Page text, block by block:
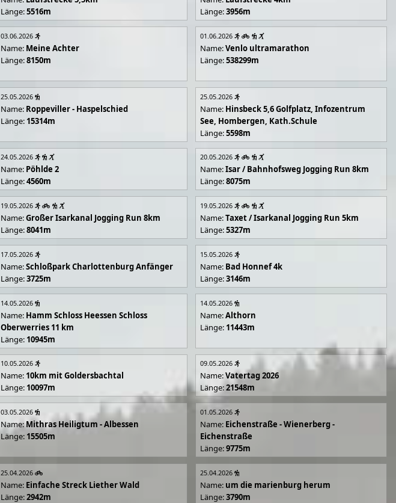
Länge:5516m
Länge:3956m
03.06.2026
Name: Meine Achter
Länge:8150m
01.06.2026
Name:Venlo ultramarathon
Länge:538299m
25.05.2026
Name: Roppeviller - Haspelschied
Länge: 15314m
25.05.2026
Name: Hinsbeck 5,6 Golfplatz, Infozentrum
See, Hombergen, Kath.Schule
Länge:5598m
24.05.2026
Name: Pöhlde 2
Länge:4560m
20.05.2026
Name:Isar / Bahnhofsweg Jogging Run 8km
Länge:8075m
19.05.2026
Name:Großer Isarkanal Jogging Run 8km
Länge:8041m
19.05.2026
Name:Taxet / Isarkanal Jogging Run 5km
Länge:5327m
17.05.2026
Name:Schloßpark Charlottenburg Anfänger
Länge:3725m
15.05.2026
Name: Bad Honnef 4k
Länge:3146m
14.05.2026
Name: Hamm Schloss Heessen Schloss
Oberwerries 11 km
Länge: 10945m
14.05.2026
Name:Althorn
Länge: 11443m
10.05.2026
Name: 10km mit Goldersbachtal
Länge: 10097m
09.05.2026
Name:Vatertag 2026
Länge:21548m
03.05.2026
Name:Mithras Heiligtum - Albessen
Länge: 15505m
01.05.2026
Name: Eichenstraße - Wienerberg -
Eichenstraße
Länge:9775m
25.04.2026
Name: Einfache Streck Liether Wald
Länge:2942m
25.04.2026
Name: um die marienburg herum
Länge:3790m